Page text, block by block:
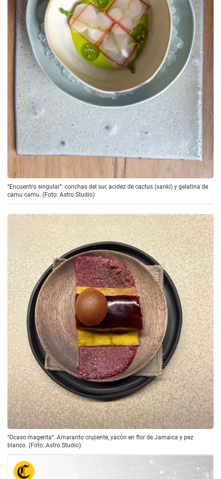
“Encuentro singular”: conchas del sur, acidez de cactus (sanki) y gelatina de
camu camu. (Foto: Astro Studio)
“Ocaso magenta”. Amaranto crujiente, yacón en flor de Jamaica y pez
blanco. (Foto: Astro Studio)